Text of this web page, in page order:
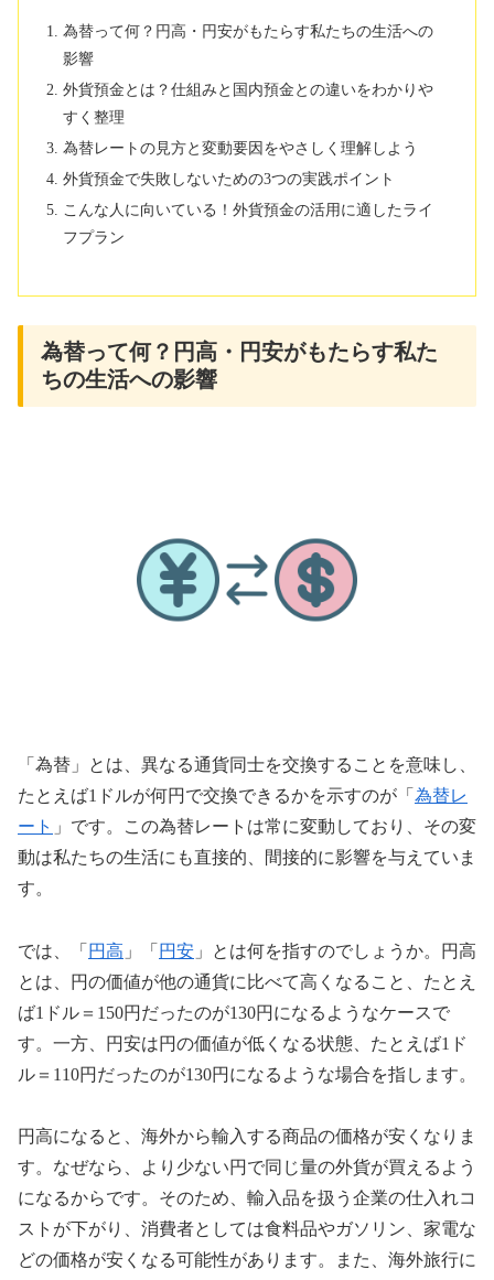
為替って何？円高・円安がもたらす私たちの生活への
影響
外貨預金とは？仕組みと国内預金との違いをわかりや
すく整理
為替レートの見方と変動要因をやさしく理解しよう
外貨預金で失敗しないための3つの実践ポイント
こんな人に向いている！外貨預金の活用に適したライ
フプラン
為替って何？円高・円安がもたらす私た
ちの生活への影響
「為替」とは、異なる通貨同士を交換することを意味し、
たとえば1ドルが何円で交換できるかを示すのが「 為替レ
ート 」です。この為替レートは常に変動しており、その変
動は私たちの生活にも直接的、間接的に影響を与えていま
す。
では、「 円高 」「 円安 」とは何を指すのでしょうか。円高
とは、円の価値が他の通貨に比べて高くなること、たとえ
ば1ドル＝150円だったのが130円になるようなケースで
す。一方、円安は円の価値が低くなる状態、たとえば1ド
ル＝110円だったのが130円になるような場合を指します。
円高になると、海外から輸入する商品の価格が安くなりま
す。なぜなら、より少ない円で同じ量の外貨が買えるよう
になるからです。そのため、輸入品を扱う企業の仕入れコ
ストが下がり、消費者としては食料品やガソリン、家電な
どの価格が安くなる可能性があります。また、海外旅行に